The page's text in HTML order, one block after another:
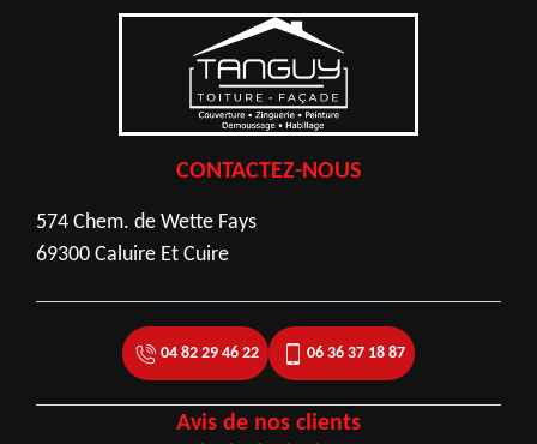
CONTACTEZ-NOUS
574 Chem. de Wette Fays
69300 Caluire Et Cuire
04 82 29 46 22 06 36 37 18 87
Avis de nos clients